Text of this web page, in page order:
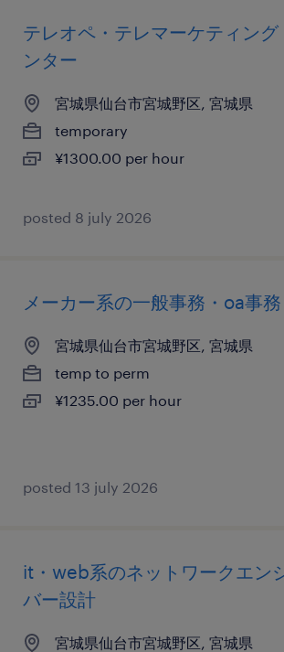
テレオペ・テレマーケティング
ンター
宮城県仙台市宮城野区, 宮城県
temporary
¥1300.00 per hour
posted 8 july 2026
メーカー系の一般事務・oa事務
宮城県仙台市宮城野区, 宮城県
temp to perm
¥1235.00 per hour
posted 13 july 2026
it・web系のネットワークエン
バー設計
宮城県仙台市宮城野区, 宮城県